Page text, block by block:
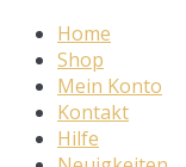
Home
Shop
Mein Konto
Kontakt
Hilfe